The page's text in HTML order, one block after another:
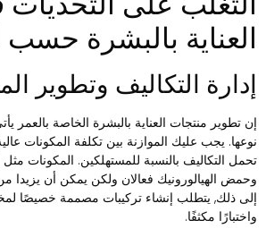
بالبشرة حسب
التكاليف وتطوير
تطوير منتجات العناية بالبشرة الخاصة بالعمر
يجب عليك الموازنة بين تكلفة المكونات عالية
التكاليف بالنسبة للمستهلكين. المكونات مثل
الهيالورونيك فعالان ولكن يمكن أن يزيدا من
ذلك, يتطلب إنشاء تركيبات مصممة خصيصًا
مكثفًا.